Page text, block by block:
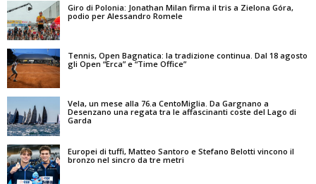
Giro di Polonia: Jonathan Milan firma il tris a Zielona Góra,
podio per Alessandro Romele
Tennis, Open Bagnatica: la tradizione continua. Dal 18 agosto
gli Open “Erca” e “Time Office”
Vela, un mese alla 76.a CentoMiglia. Da Gargnano a
Desenzano una regata tra le affascinanti coste del Lago di
Garda
Europei di tuffi, Matteo Santoro e Stefano Belotti vincono il
bronzo nel sincro da tre metri